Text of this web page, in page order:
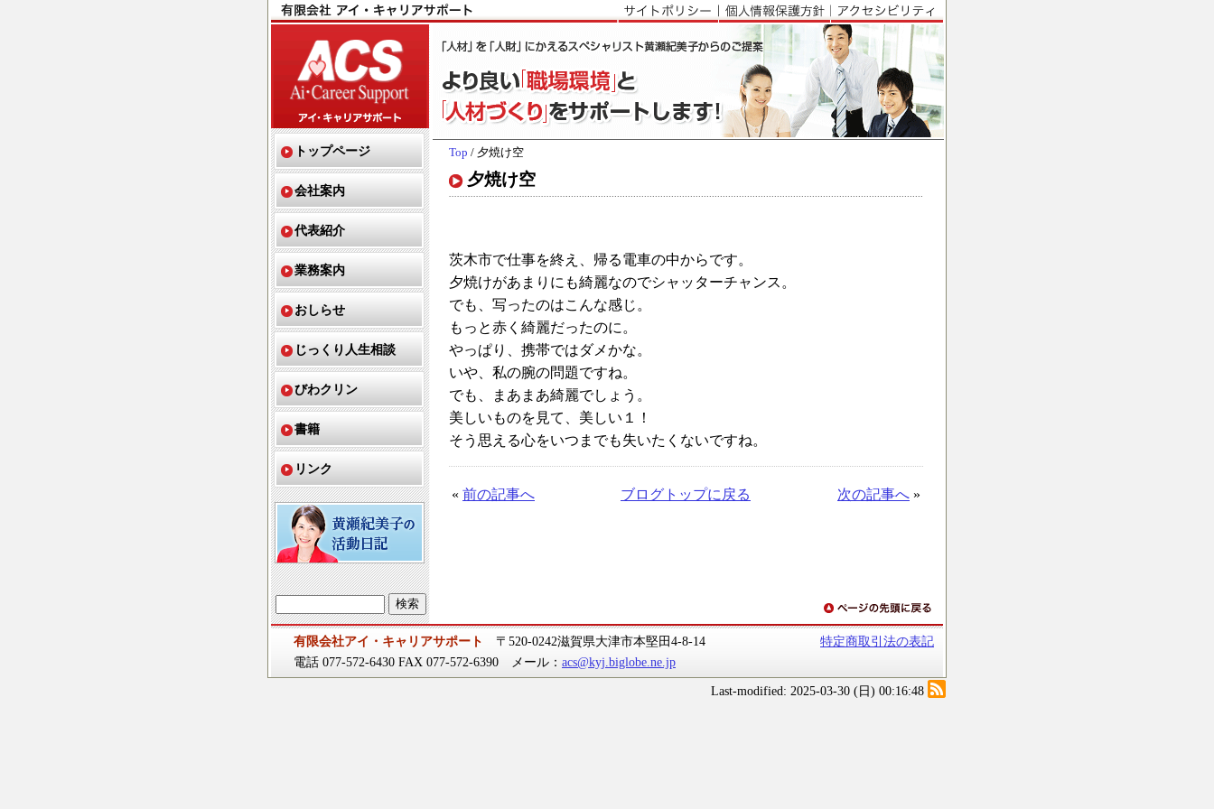
Top / 夕焼け空
夕焼け空
茨木市で仕事を終え、帰る電車の中からです。
夕焼けがあまりにも綺麗なのでシャッターチャンス。
でも、写ったのはこんな感じ。
もっと赤く綺麗だったのに。
やっぱり、携帯ではダメかな。
いや、私の腕の問題ですね。
でも、まあまあ綺麗でしょう。
美しいものを見て、美しい１！
そう思える心をいつまでも失いたくないですね。
« 前の記事へ ブログトップに戻る 次の記事へ »
トップページ
会社案内
代表紹介
業務案内
おしらせ
じっくり人生相談
びわクリン
書籍
リンク
特定商取引法の表記
有限会社アイ・キャリアサポート
〒520-0242滋賀県大津市本堅田4-8-14
電話 077-572-6430 FAX 077-572-6390 メール： acs@kyj.biglobe.ne.jp
Last-modified: 2025-03-30 (日) 00:16:48